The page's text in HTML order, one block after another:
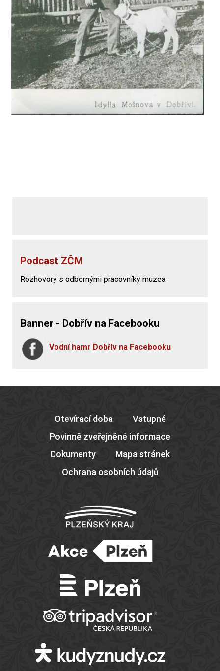
Podcast ZČM
Rozhovory s odbornými pracovníky muzea.
Banner - Dobřív na Facebooku
Vodní hamr Dobřív na Facebooku
Otevírací doba
Vstupné
Povinně zveřejněné informace
Dokumenty
Mapa stránek
Ochrana osobních údajů